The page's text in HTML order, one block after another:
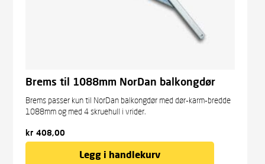
Brems til 1088mm NorDan balkongdør
Brems passer kun til NorDan balkongdør med dør-karm-bredde
1088mm og med 4 skruehull i vrider.
kr 408,00
Legg i handlekurv